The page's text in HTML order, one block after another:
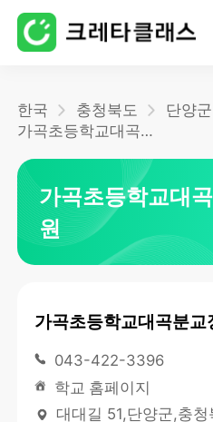
블
한국 충청북도
단양군
가곡초등학교대곡분교장병설유치원
가곡초등학교대
원
가곡초등학교대곡분교
043-422-3396
학교 홈페이지
대대길 51,단양군,충청